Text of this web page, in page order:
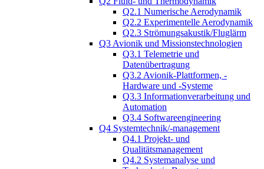
Q2.1 Numerische Aerodynamik
Q2.2 Experimentelle Aerodynamik
Q2.3 Strömungsakustik/Fluglärm
Q3 Avionik und Missionstechnologien
Q3.1 Telemetrie und
Datenübertragung
Q3.2 Avionik-Plattformen, -
Hardware und -Systeme
Q3.3 Informationverarbeitung und
Automation
Q3.4 Softwareengineering
Q4 Systemtechnik/-management
Q4.1 Projekt- und
Qualitätsmanagement
Q4.2 Systemanalyse und